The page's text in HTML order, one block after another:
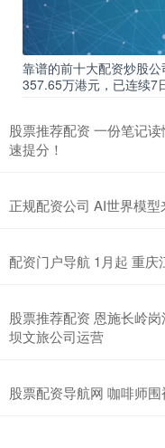
靠谱的前十大配资炒股
357.65万港元，已连续7
股票推荐配资 一份笔记
速提分！
正规配资公司 AI世界模
配资门户导航 1月起 重
股票推荐配资 恩施长岭
坝文旅公司运营
股票配资导航网 咖啡师围